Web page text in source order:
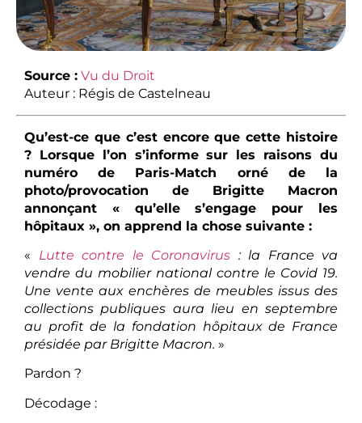
Source : Vu du Droit
Auteur : Régis de Castelneau
Qu’est-ce que c’est encore que cette histoire
? Lorsque l’on s’informe sur les raisons du
numéro de Paris-Match orné de la
photo/provocation de Brigitte Macron
annonçant « qu’elle s’engage pour les
hôpitaux », on apprend la chose suivante :
« Lutte contre le Coronavirus : la France va
vendre du mobilier national contre le Covid 19.
Une vente aux enchères de meubles issus des
collections publiques aura lieu en septembre
au profit de la fondation hôpitaux de France
présidée par Brigitte Macron. »
Pardon ?
Décodage :